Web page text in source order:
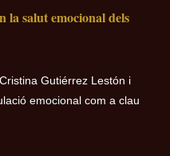
la salut emocional dels
Gutiérrez Lestón i
emocional com a clau